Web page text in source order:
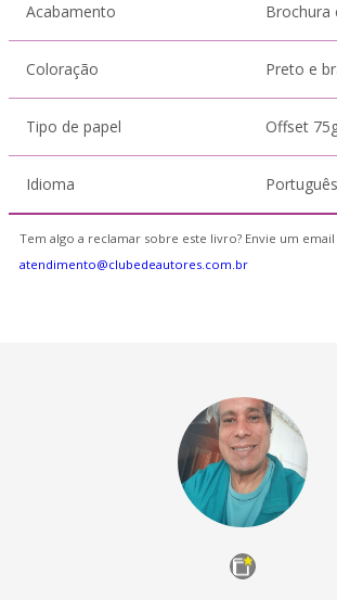
Acabamento Brochura
Coloração Preto e
Tipo de papel Offset
Idioma Português
Tem algo a reclamar sobre este livro? Envie um email
atendimento@clubedeautores.com.br